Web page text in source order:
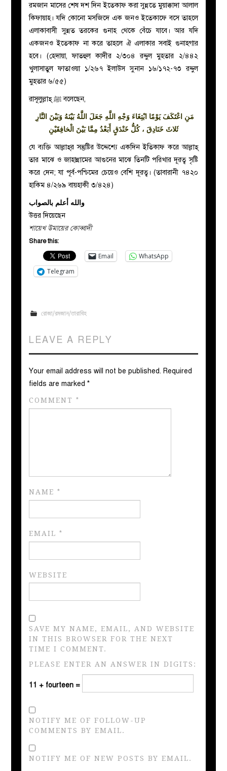
প্রশ্ন
করুন
রমজান মাসের শেষ দশ দিন ইতেকাফ করা সুন্নতে মুয়াক্কাদা আলাল
কিফায়াহ। যদি কোনো মসজিদে এক জনও ইতেকাফে বসে তাহলে
এলাকাবাসী সুন্নত তরকের গুনাহ থেকে বেঁচে যাবে। আর যদি
একজনও ইতেকাফ না করে তাহলে ঐ এলাকার সবাই গুনাহগার
হবে। (হেদায়া, ফাতহুল কাদীর ২/৩০৪ রদ্দুল মুহতার ২/৪৪২
খুলাসাতুল ফাতাওয়া ১/২৬৭ ইলাউস সুনান ১৬/১৭২-৭৩ রদ্দুল
মুহতার ৬/৫৫)
রাসূলুল্লাহ্‌ﷺবলেছেন,
مَنِ اعْتَكَفَ يَوْمًا ابْتِغَاءَ وَجْهِ اللَّهِ جَعَلَ اللَّهُ بَيْنَهُ وَبَيْنَ النَّارِ
ثَلاثَ خَنَادِقَ ، كُلُّ خَنْدَقٍ أَبَعْدُ مِمَّا بَيْنَ الْخافِقَيْنِ
যে ব্যক্তি আল্লাহ্‌র সন্তুষ্টির উদ্দেশ্যে একদিন ইতিকাফ করে আল্লাহ্‌
তার মাঝে ও জাহান্নামের আগুনের মাঝে তিনটি পরিখার দূরত্ব সৃষ্টি
করে দেন; যা পূর্ব-পশ্চিমের চেয়েও বেশি দূরত্ব। (তাবারানী ৭৪২০
হাকিম ৪/২৬৯ বায়হাকী ৩/৪২৪)
والله أعلم بالصواب
উত্তর দিয়েছেন
শায়েখ উমায়ের কোব্বাদী
Share this:
Email
WhatsApp
Telegram
রোজা/রমজান/তারাবিহ
LEAVE A REPLY
Your email address will not be published. Required
fields are marked*
COMMENT*
NAME*
EMAIL*
WEBSITE
SAVE MY NAME, EMAIL, AND WEBSITE
IN THIS BROWSER FOR THE NEXT
TIME I COMMENT.
PLEASE ENTER AN ANSWER IN DIGITS:
11 + fourteen =
NOTIFY ME OF FOLLOW-UP
COMMENTS BY EMAIL.
NOTIFY ME OF NEW POSTS BY EMAIL.